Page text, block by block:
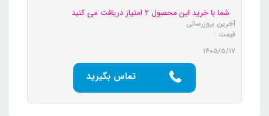
شما با خرید این محصول 2 امتیاز دریافت می کنید
آخرین بروزرسانی
قیمت :
۱۴۰۵/۵/۱۷
تماس بگیرید